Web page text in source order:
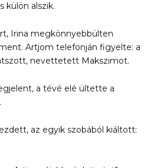
külön alszik.
Irina megkönnyebbülten
Artjom telefonján figyelte: a
nevettetett Makszimot.
a tévé elé ültette a
az egyik szobából kiáltott: